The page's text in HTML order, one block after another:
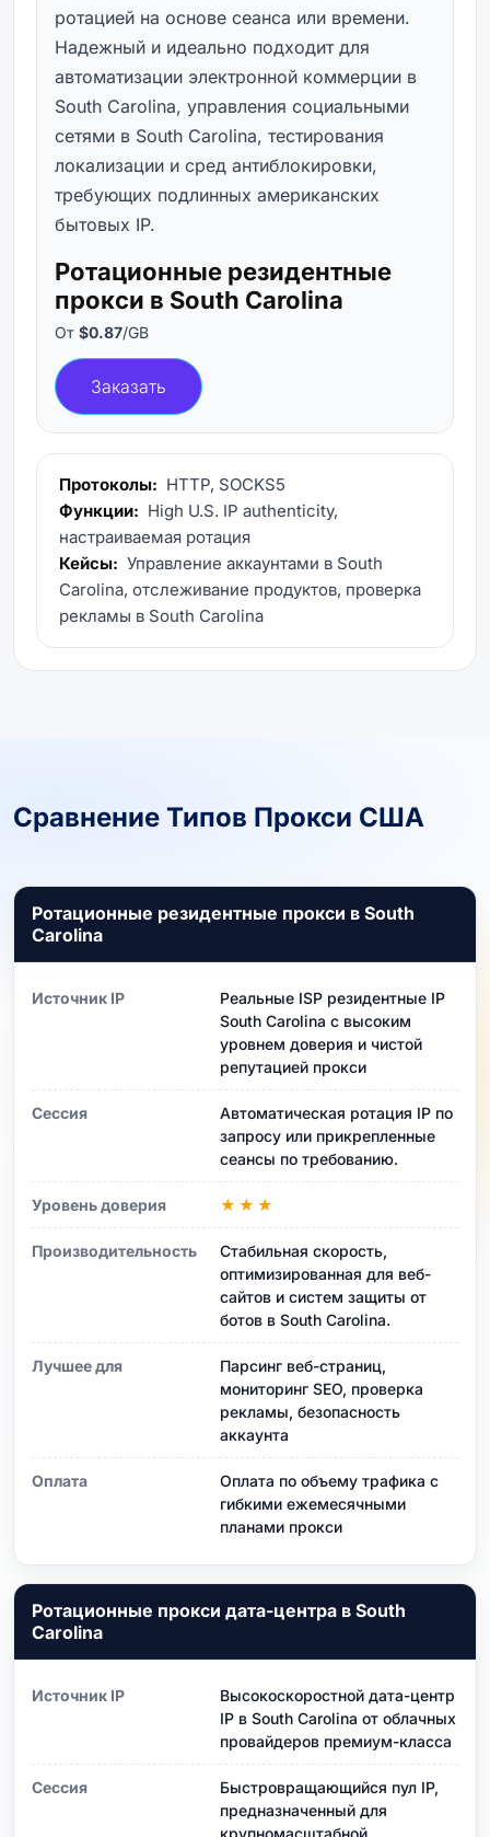
ротацией на основе сеанса или времени.
Надежный и идеально подходит для
автоматизации электронной коммерции в
South Carolina, управления социальными
сетями в South Carolina, тестирования
локализации и сред антиблокировки,
требующих подлинных американских
бытовых IP.
Ротационные резидентные
прокси в South Carolina
От $0.87/GB
Заказать
Протоколы: HTTP, SOCKS5
Функции: High U.S. IP authenticity,
настраиваемая ротация
Кейсы: Управление аккаунтами в South
Carolina, отслеживание продуктов, проверка
рекламы в South Carolina
Сравнение Типов Прокси США
Ротационные резидентные прокси в South
Carolina
Источник IP
Реальные ISP резидентные IP
South Carolina с высоким
уровнем доверия и чистой
репутацией прокси
Сессия
Автоматическая ротация IP по
запросу или прикрепленные
сеансы по требованию.
Уровень доверия ★★★
Производительность
Стабильная скорость,
оптимизированная для веб-
сайтов и систем защиты от
ботов в South Carolina.
Лучшее для
Парсинг веб-страниц,
мониторинг SEO, проверка
рекламы, безопасность
аккаунта
Оплата
Оплата по объему трафика с
гибкими ежемесячными
планами прокси
Ротационные прокси дата-центра в South
Carolina
Источник IP
Высокоскоростной дата-центр
IP в South Carolina от облачных
провайдеров премиум-класса
Сессия
Быстровращающийся пул IP,
предназначенный для
крупномасштабной